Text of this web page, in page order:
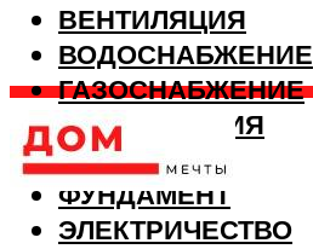
ВЕНТИЛЯЦИЯ
ВОДОСНАБЖЕНИЕ
ГАЗОСНАБЖЕНИЕ
КАНАЛИЗАЦИЯ
ОТОПЛЕНИЕ
ФУНДАМЕНТ
ЭЛЕКТРИЧЕСТВО